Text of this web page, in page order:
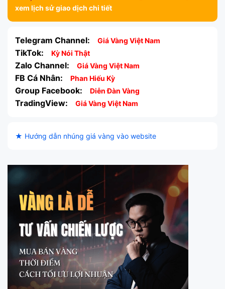
xem lịch sử giao dịch chi tiết
Telegram Channel: Giá Vàng Việt Nam
TikTok: Kỳ Nói Thật
Zalo Channel: Giá Vàng Việt Nam
FB Cá Nhân: Phan Hiếu Kỳ
Group Facebook: Diễn Đàn Vàng
TradingView: Giá Vàng Việt Nam
★ Hướng dẫn nhúng giá vàng vào website